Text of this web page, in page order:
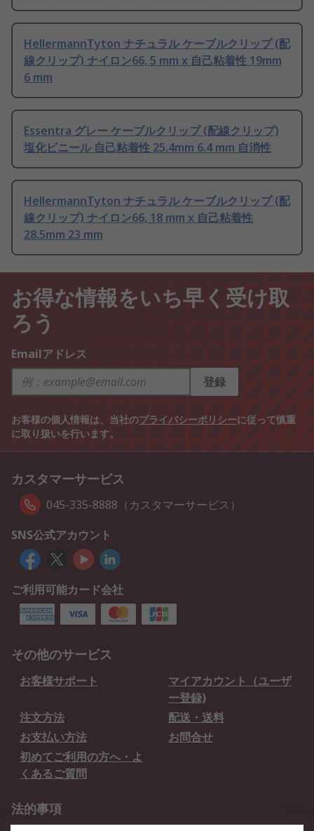
HellermannTyton ナチュラル ケーブルクリップ (配
線クリップ) ナイロン66, 5 mm x 自己粘着性 19mm
6 mm
Essentra グレー ケーブルクリップ (配線クリップ)
塩化ビニール 自己粘着性 25.4mm 6.4 mm 自消性
HellermannTyton ナチュラル ケーブルクリップ (配
線クリップ) ナイロン66, 18 mm x 自己粘着性
28.5mm 23 mm
お得な情報をいち早く受け取
ろう
Emailアドレス
登録
お客様の個人情報は、当社のプライバシーポリシーに従って慎重
に取り扱いを行います。
カスタマーサービス
045-335-8888（カスタマーサービス）
SNS公式アカウント
ご利用可能カード会社
その他のサービス
お客様サポート
マイアカウント（ユーザ
ー登録)
注文方法
配送・送料
お支払い方法
お問合せ
初めてご利用の方へ・よ
くあるご質問
法的事項